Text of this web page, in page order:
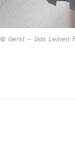
© Gerst – Das Leinen